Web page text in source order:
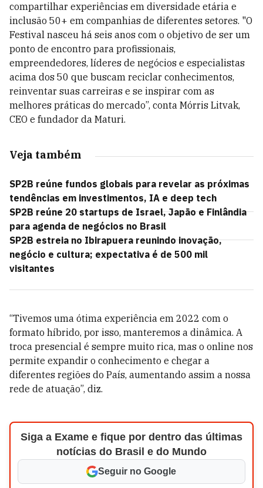
compartilhar experiências em diversidade etária e
inclusão 50+ em companhias de diferentes setores. "O
Festival nasceu há seis anos com o objetivo de ser um
ponto de encontro para profissionais,
empreendedores, líderes de negócios e especialistas
acima dos 50 que buscam reciclar conhecimentos,
reinventar suas carreiras e se inspirar com as
melhores práticas do mercado”, conta Mórris Litvak,
CEO e fundador da Maturi.
Veja também
SP2B reúne fundos globais para revelar as próximas
tendências em investimentos, IA e deep tech
SP2B reúne 20 startups de Israel, Japão e Finlândia
para agenda de negócios no Brasil
SP2B estreia no Ibirapuera reunindo inovação,
negócio e cultura; expectativa é de 500 mil
visitantes
“Tivemos uma ótima experiência em 2022 com o
formato híbrido, por isso, manteremos a dinâmica. A
troca presencial é sempre muito rica, mas o online nos
permite expandir o conhecimento e chegar a
diferentes regiões do País, aumentando assim a nossa
rede de atuação”, diz.
Siga a Exame e fique por dentro das últimas
notícias do Brasil e do Mundo
Seguir no Google